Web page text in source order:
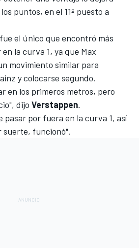
puntos, en el 11º puesto a
el único que encontró más
la curva 1, ya que Max
movimiento similar para
y colocarse segundo.
en los primeros metros, pero
dijo Verstappen.
pasar por fuera en la curva 1, así
suerte, funcionó".